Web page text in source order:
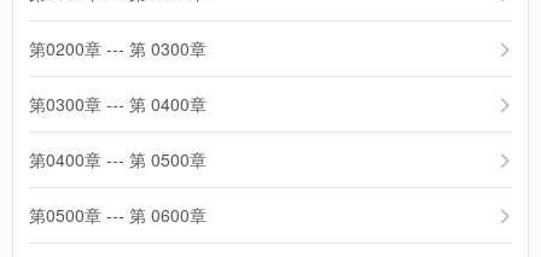
第0200章 --- 第 0300章
第0300章 --- 第 0400章
第0400章 --- 第 0500章
第0500章 --- 第 0600章